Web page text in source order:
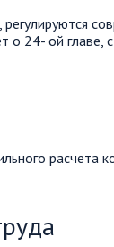
о 24- ой главе,
расчета